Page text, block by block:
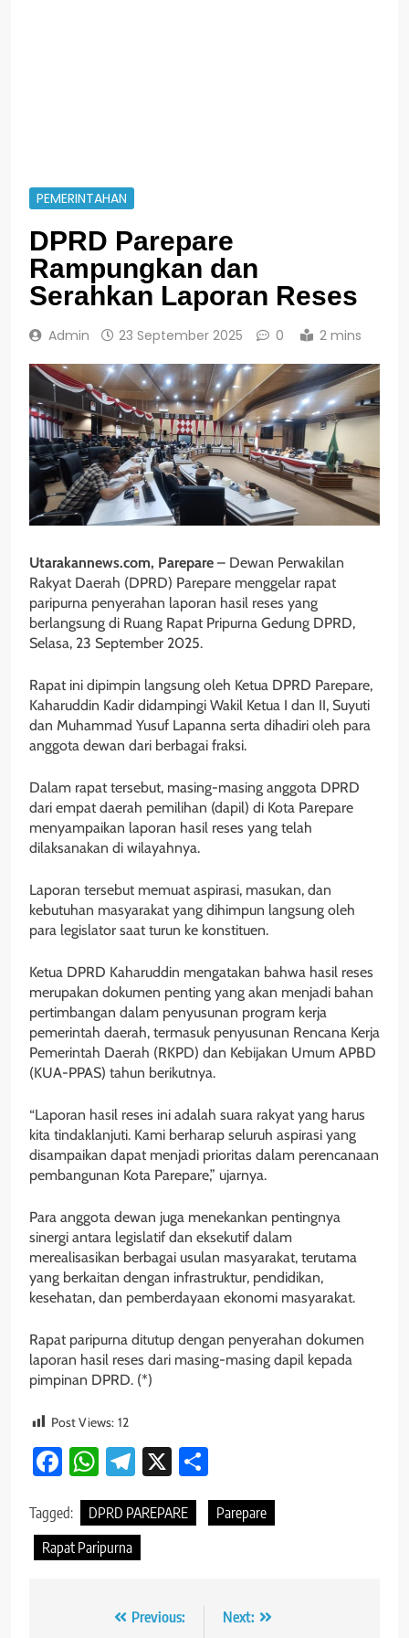
PEMERINTAHAN
DPRD Parepare
Rampungkan dan
Serahkan Laporan Reses
Admin 23 September 2025 0 2 mins
Utarakannews.com, Parepare – Dewan Perwakilan
Rakyat Daerah (DPRD) Parepare menggelar rapat
paripurna penyerahan laporan hasil reses yang
berlangsung di Ruang Rapat Pripurna Gedung DPRD,
Selasa, 23 September 2025.
Rapat ini dipimpin langsung oleh Ketua DPRD Parepare,
Kaharuddin Kadir didampingi Wakil Ketua I dan II, Suyuti
dan Muhammad Yusuf Lapanna serta dihadiri oleh para
anggota dewan dari berbagai fraksi.
Dalam rapat tersebut, masing-masing anggota DPRD
dari empat daerah pemilihan (dapil) di Kota Parepare
menyampaikan laporan hasil reses yang telah
dilaksanakan di wilayahnya.
Laporan tersebut memuat aspirasi, masukan, dan
kebutuhan masyarakat yang dihimpun langsung oleh
para legislator saat turun ke konstituen.
Ketua DPRD Kaharuddin mengatakan bahwa hasil reses
merupakan dokumen penting yang akan menjadi bahan
pertimbangan dalam penyusunan program kerja
pemerintah daerah, termasuk penyusunan Rencana Kerja
Pemerintah Daerah (RKPD) dan Kebijakan Umum APBD
(KUA-PPAS) tahun berikutnya.
“Laporan hasil reses ini adalah suara rakyat yang harus
kita tindaklanjuti. Kami berharap seluruh aspirasi yang
disampaikan dapat menjadi prioritas dalam perencanaan
pembangunan Kota Parepare,” ujarnya.
Para anggota dewan juga menekankan pentingnya
sinergi antara legislatif dan eksekutif dalam
merealisasikan berbagai usulan masyarakat, terutama
yang berkaitan dengan infrastruktur, pendidikan,
kesehatan, dan pemberdayaan ekonomi masyarakat.
Rapat paripurna ditutup dengan penyerahan dokumen
laporan hasil reses dari masing-masing dapil kepada
pimpinan DPRD. (*)
Post Views: 12
Facebook
WhatsApp
Telegram
X
Tagged: DPRD PAREPARE
Parepare
Rapat Paripurna
Navigasi Previous: Next: